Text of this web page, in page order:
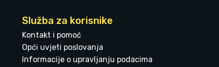
Služba za korisnike
Kontakt i pomoć
Opći uvjeti poslovanja
Informacije o upravljanju podacima